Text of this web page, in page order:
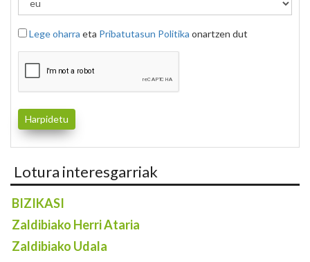
Lege oharra eta Pribatutasun Politika onartzen dut
Lotura interesgarriak
BIZIKASI
Zaldibiako Herri Ataria
Zaldibiako Udala